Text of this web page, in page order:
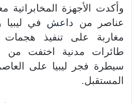
وأكدت الأجهزة
عناصر من داعش في ليبيا
مغاربة على تنفيذ هجمات
طائرات مدنية اختفت من
سيطرة فجر ليبيا على
المستقبل.